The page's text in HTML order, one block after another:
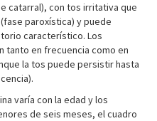
catarral), con tos irritativa que
paroxística) y puede
característico. Los
tanto en frecuencia como en
la tos puede persistir hasta
varía con la edad y los
de seis meses, el cuadro